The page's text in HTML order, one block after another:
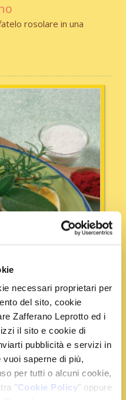
necessari proprietari per
del sito, cookie
Zafferano Leprotto ed i
il sito e cookie di
pubblicità e servizi in
vuoi saperne di più,
per tutti o alcuni cookie,
"Cookie Policy" oppure
rosolare in una
Contorni